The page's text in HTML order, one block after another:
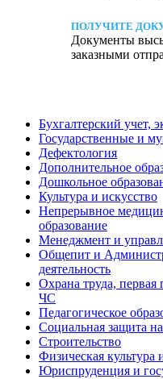
ПОЛУЧИТЕ
Документы
заказными
Бухгалтерский учет,
Государственные и
Дефектология
Дополнительное
Дошкольное
Культура и искусство
Непрерывное
образование
Менеджмент и
Общепит и
деятельность
Охрана труда,
ЧС
Педагогическое
Социальная защита
Строительство
Физическая культура
Юриспруденция и